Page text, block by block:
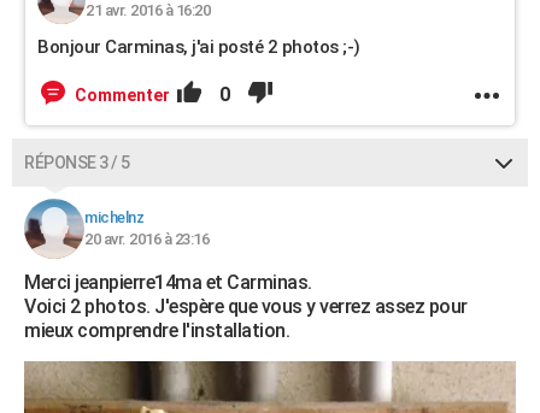
21 avr. 2016 à 16:20
Bonjour Carminas, j'ai posté 2 photos ;-)
Commenter 0
RÉPONSE 3 / 5
michelnz
20 avr. 2016 à 23:16
Merci jeanpierre14ma et Carminas.
Voici 2 photos. J'espère que vous y verrez assez pour
mieux comprendre l'installation.